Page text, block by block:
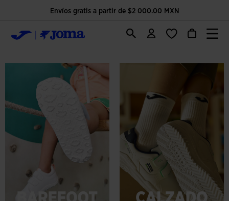
Envíos gratis a partir de $2 000.00 MXN